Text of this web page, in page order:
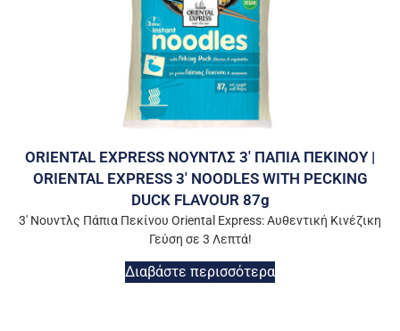
ORIENTAL EXPRESS ΝΟΥΝΤΛΣ 3′ ΠΑΠΙΑ ΠΕΚΙΝΟΥ |
ORIENTAL EXPRESS 3′ NOODLES WITH PECKING
DUCK FLAVOUR 87g
3′ Νουντλς Πάπια Πεκίνου Oriental Express: Αυθεντική Κινέζικη
Γεύση σε 3 Λεπτά!
Διαβάστε περισσότερα